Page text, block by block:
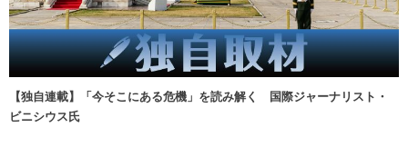
【独自連載】「今そこにある危機」を読み解く 国際ジャーナリスト・
ビニシウス氏